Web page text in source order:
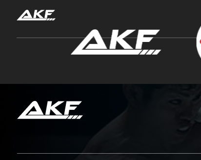
Нажмите Enter для поиска или Esc,